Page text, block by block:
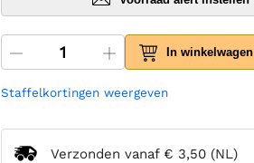
In winkelwagen
Staffelkortingen weergeven
Verzonden vanaf € 3,50 (NL)